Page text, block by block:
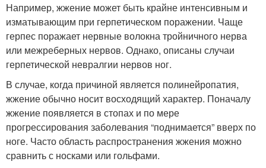
Например, жжение может быть крайне интенсивным и
изматывающим при герпетическом поражении. Чаще
герпес поражает нервные волокна тройничного нерва
или межреберных нервов. Однако, описаны случаи
герпетической невралгии нервов ног.
В случае, когда причиной является полинейропатия,
жжение обычно носит восходящий характер. Поначалу
жжение появляется в стопах и по мере
прогрессирования заболевания “поднимается” вверх по
ноге. Часто область распространения жжения можно
сравнить с носками или гольфами.